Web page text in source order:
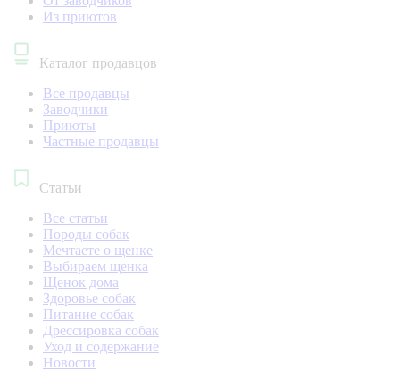
Из приютов
Каталог продавцов
Все продавцы
Заводчики
Приюты
Частные продавцы
Статьи
Все статьи
Породы собак
Мечтаете о щенке
Выбираем щенка
Щенок дома
Здоровье собак
Питание собак
Дрессировка собак
Уход и содержание
Новости